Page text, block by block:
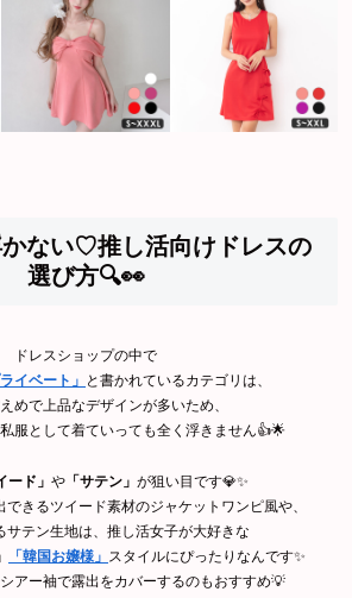
ない♡推し活向けドレスの
選び方🔍👀
ドレスショップの中で
ライベート」 と書かれているカテゴリは、
めで上品なデザインが多いため、
服として着ていっても全く浮きません👍🌟
ード」 や 「サテン」 が狙い目です💎✨
できるツイード素材のジャケットワンピ風や、
サテン生地は、推し活女子が大好きな
「韓国お嬢様」 スタイルにぴったりなんです✨
アー袖で露出をカバーするのもおすすめ💡